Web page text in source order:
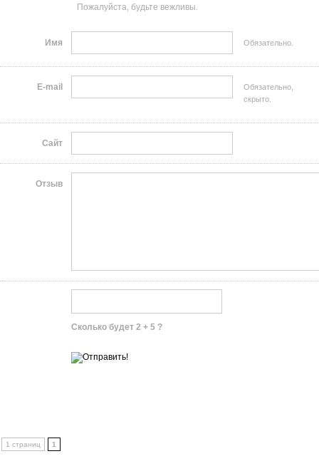
Пожалуйста, будьте вежливы.
Имя Обязательно.
E-mail
Обязательно,
скрыто.
Сайт
Отзыв
Сколько будет 2 + 5 ?
1 страниц 1